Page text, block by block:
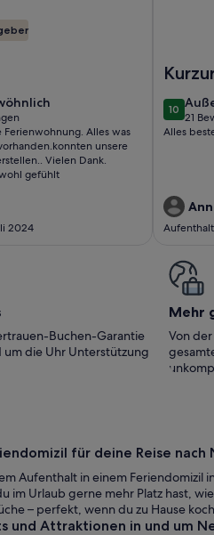
Alles was
unsere
Vielen Dank.
gefühlt
2024
1010 von
21
(21
Alles
Buchen-Garantie
die Uhr Unterstützung
Mehr
Von
für deine Reise
Aufenthalt in einem
im Urlaub gerne mehr Platz hast,
– perfekt, wenn du zu Hause
und Attraktionen in und um